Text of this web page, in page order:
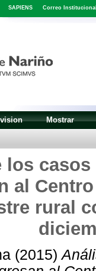
SAPIENS Correo
Mostrar
los
al
rural
(2015)